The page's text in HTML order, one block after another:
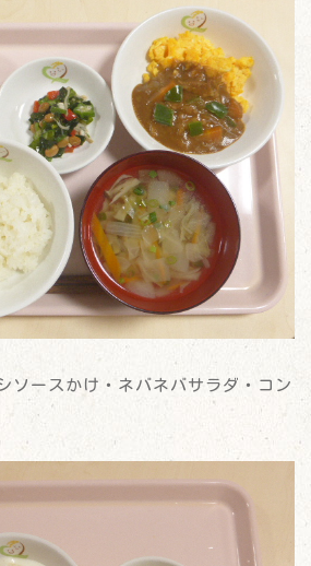
ソースかけ・ネバネバサラダ・コン